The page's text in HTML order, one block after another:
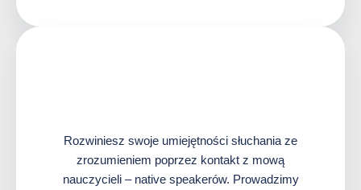
Rozwiniesz swoje umiejętności słuchania ze
zrozumieniem poprzez kontakt z mową
nauczycieli – native speakerów. Prowadzimy